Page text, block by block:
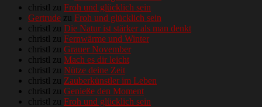
christl zu Froh und glücklich sein
Gertrude zu Froh und glücklich sein
christl zu Die Natur ist stärker als man denkt
christl zu Fernwärme und Winter
christl zu Grauer November
christl zu Mach es dir leicht
christl zu Nütze deine Zeit
christl zu Zauberkünstler im Leben
christl zu Genieße den Moment
christl zu Froh und glücklich sein